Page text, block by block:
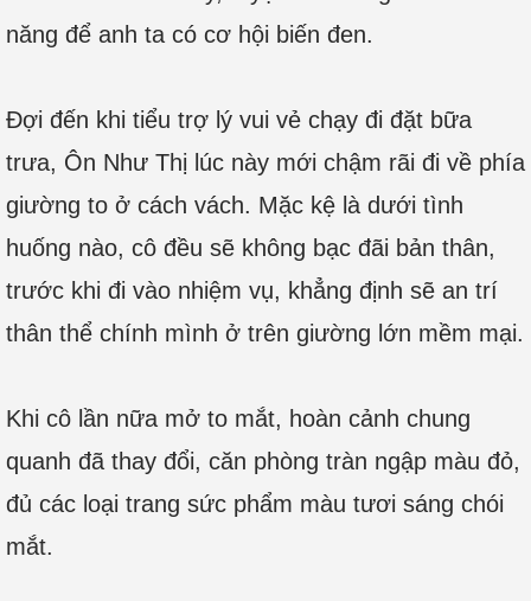
năng để anh ta có cơ hội biến đen.
Đợi đến khi tiểu trợ lý vui vẻ chạy đi đặt bữa
trưa, Ôn Như Thị lúc này mới chậm rãi đi về phía
giường to ở cách vách. Mặc kệ là dưới tình
huống nào, cô đều sẽ không bạc đãi bản thân,
trước khi đi vào nhiệm vụ, khẳng định sẽ an trí
thân thể chính mình ở trên giường lớn mềm mại.
Khi cô lần nữa mở to mắt, hoàn cảnh chung
quanh đã thay đổi, căn phòng tràn ngập màu đỏ,
đủ các loại trang sức phẩm màu tươi sáng chói
mắt.